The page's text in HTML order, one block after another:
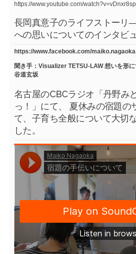
https://www.youtube.com/
長岡真意子のライフストーリ
への思いについてのインタビ
https://www.facebook.com/
聞き手：Visualizer TETSU-LAW 想いを形
谷道玄坂
名古屋のCBCラジオ「丹野み
っ！」にて、 夏休みの宿題の
て、子育ち全般について大切
した。